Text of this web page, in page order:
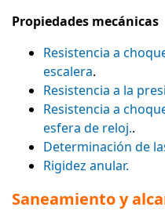
Propiedades mecánicas
Resistencia a
escalera.
Resistencia a la
Resistencia a
esfera de reloj..
Determinación de
Rigidez anular.
Saneamiento y